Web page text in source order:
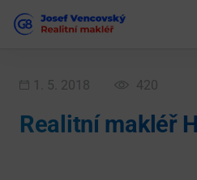
1. 5. 2018 420
Realitní makléř